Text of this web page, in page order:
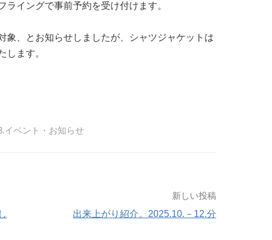
イングで事前予約を受け付けます。
象、とお知らせしましたが、シャツジャケットは
します。
イベント・お知らせ
新しい投稿
出来上がり紹介。2025.10.－12.分